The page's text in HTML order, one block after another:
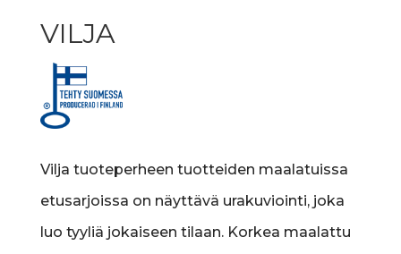
VILJA
Vilja tuoteperheen tuotteiden maalatuissa
etusarjoissa on näyttävä urakuviointi, joka
luo tyyliä jokaiseen tilaan. Korkea maalattu